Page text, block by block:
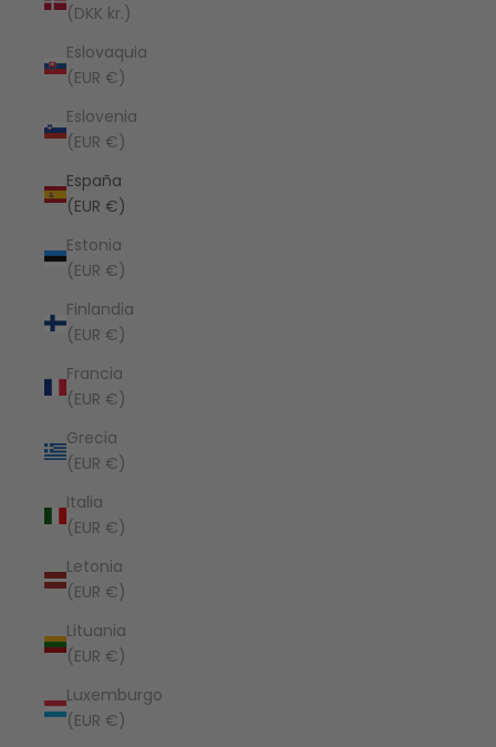
(DKK kr.)
Eslovaquia
(EUR €)
Eslovenia
(EUR €)
España
(EUR €)
Estonia
(EUR €)
Finlandia
(EUR €)
Francia
(EUR €)
Grecia
(EUR €)
Italia
(EUR €)
Letonia
(EUR €)
Lituania
(EUR €)
Luxemburgo
(EUR €)